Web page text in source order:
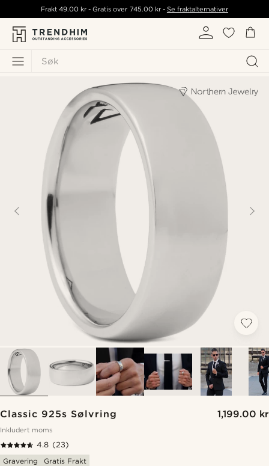
Søk
Frakt49.00 kr - Gratis over 745.00 kr- Se fraktalternativer
Classic 925s Sølvring 1,199.00 kr
Inkludert moms
4.8 (23)
Gravering
Gratis Frakt